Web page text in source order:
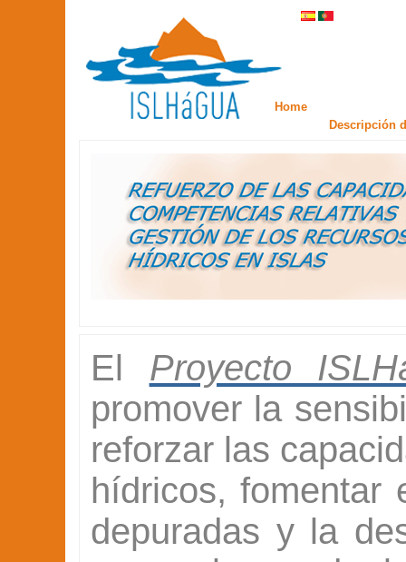
Home
Descripción
El Proyecto
promover la
reforzar las
hídricos, fomentar
depuradas y la